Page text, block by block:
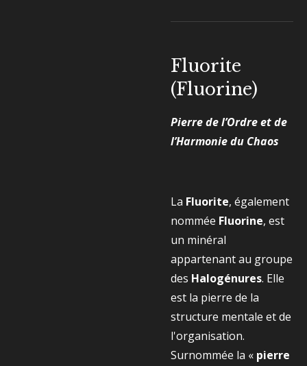
Fluorite
(Fluorine)
Pierre de l’Ordre et de
l’Harmonie du Chaos
La Fluorite, également
nommée Fluorine, est
un minéral
appartenant au groupe
des Halogénures. Elle
est la pierre de la
structure mentale et de
l'organisation.
Surnommée la « pierre